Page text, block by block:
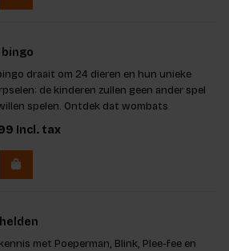
bingo
draait om 24 dieren en hun unieke
de kinderen zullen geen ander spel
spelen. Ontdek dat wombats
poepen en dat pinguïns poep spuiten
kleur die wordt bepaald door wat ze hebben
Incl. tax
met Poeperman, Blink, Plee-fee en